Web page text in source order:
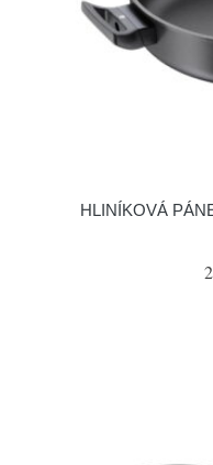
HLINÍKOVÁ